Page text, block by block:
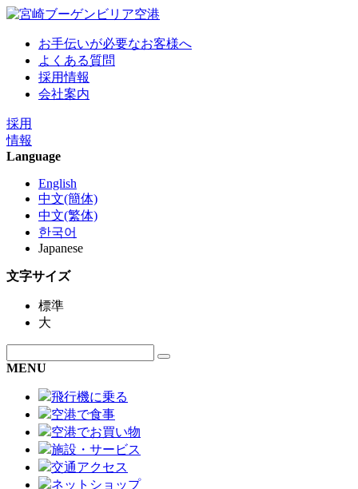
お手伝いが必要なお客様へ
よくある質問
採用情報
会社案内
採用
情報
Language
English
中文(簡体)
中文(繁体)
한국어
Japanese
文字サイズ
標準
大
MENU
飛行機に乗る
空港で食事
空港でお買い物
施設・サービス
交通アクセス
ネットショップ